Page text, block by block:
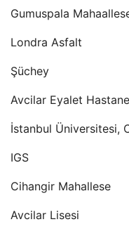
Gumuspala
Londra Asfalt
Şüchey
Avcilar Eyalet
İstanbul Üniversitesi,
IGS
Cihangir Mahallese
Avcilar Lisesi